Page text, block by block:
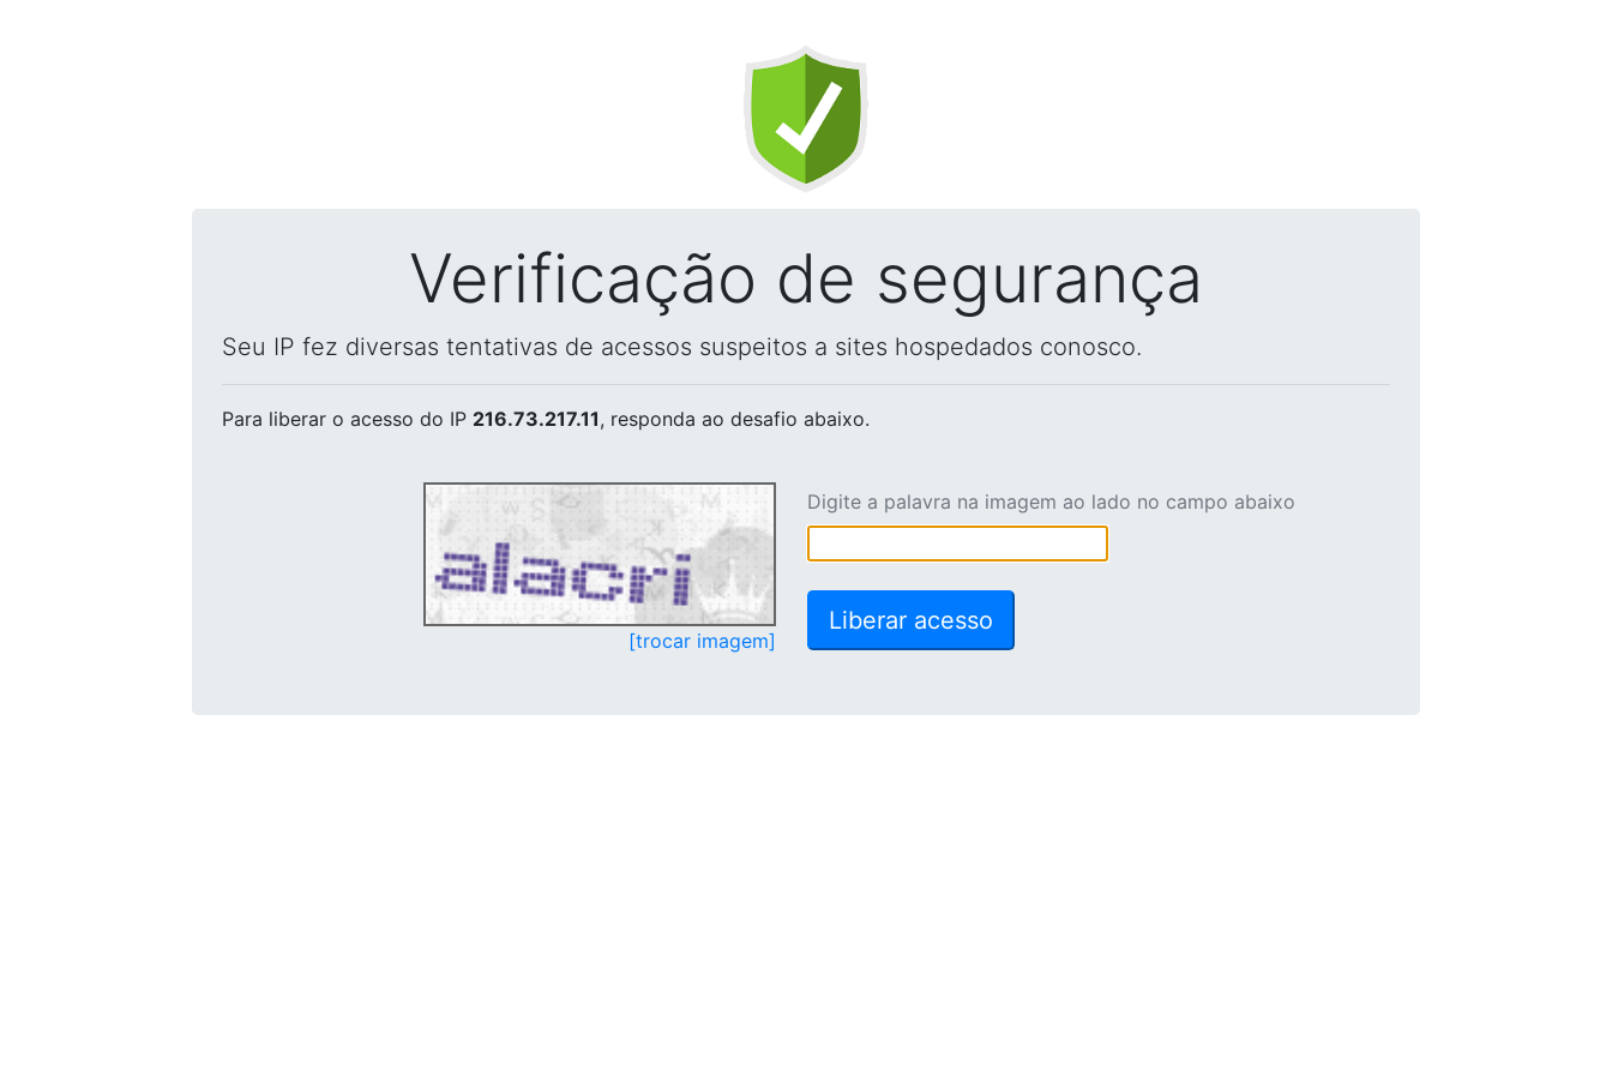
Verificação de segurança
Seu IP fez diversas tentativas de acessos suspeitos a sites hospedados conosco.
Para liberar o acesso do IP 216.73.217.11, responda ao desafio abaixo.
[trocar imagem]
Digite a palavra na imagem ao lado no campo abaixo